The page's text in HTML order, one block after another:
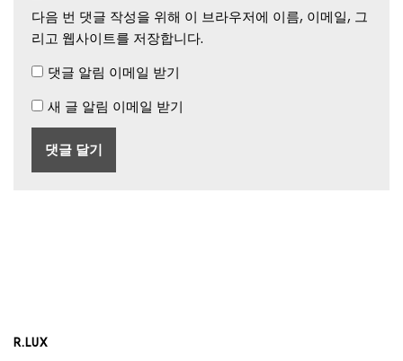
다음 번 댓글 작성을 위해 이 브라우저에 이름, 이메일, 그
리고 웹사이트를 저장합니다.
댓글 알림 이메일 받기
새 글 알림 이메일 받기
R.LUX